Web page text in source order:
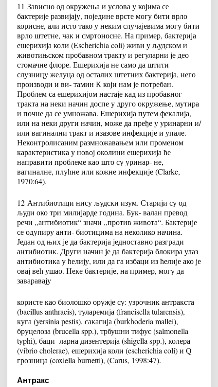
11 Зависно од окружења и услова у којима се
бактерије развијају, поједине врсте могу бити врло
корисне, али исто тако у неким случајевима могу бити
врло штетне, чак и смртоносне. На пример, бактерија
ешерихија коли (Еscherichia coli) живи у људском и
животињском пробавном тракту и регуларни је део
стомачне флоре. Ешерихија не само да штити
слузницу желуца од осталих штетних бактерија, него
производи и ви- тамин К који нам је потребан.
Проблем са ешерихијом настаје кад из пробавног
тракта на неки начин доспе у друго окружење, мутира
и почне да се умножава. Ешерихија путем фекалија,
или на неки други начин, може да пређе у уринарни и/
или вагинални тракт и изазове инфекције и упале.
Неконтролисаним размножавањем или променом
карактеристика у новој околини ешерихија ће
направити проблеме као што су уринар- не,
вагиналне, плућне или кожне инфекције (Clarke,
1970:64).
12 Антибиотици нису људски изум. Старији су од
људи око три милијарде година. Бук- валан превод
речи ,,антибиотик“ значи ,,против живота“. Бактерије
се одупиру анти- биотицима на неколико начина.
Један од њих је да бактерија једноставно разгради
антибиотик. Други начин је да бактерија блокира улаз
антибиотика у ћелију, или да га избаци из ћелије ако је
овај већ ушао. Неке бактерије, на пример, могу да
заваравају
користе као биолошко оружје су: узрочник антракста
(bacillus anthracis), туларемија (francisella tularensis),
куга (yersinia pestis), сакагија (burkhoderia mallei),
бруцелоза (brucella spp.), трбушни тифус (salmonella
tуphi), баци- ларна дизентерија (shigella spp.), колера
(vibrio cholerae), ешерихија коли (escherichia coli) и Q
грозница (coxiella burnetti), (Carus, 1998:47).
Антракс